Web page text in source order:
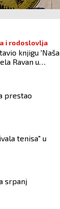
i rodoslovlja
knjigu 'Naša
Ravan u
prestao
tenisa" u
srpanj